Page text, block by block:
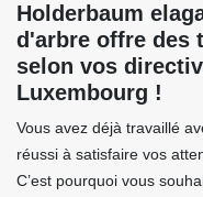
Holderbaum
d'arbre offre des
selon vos
Luxembourg !
Vous avez déjà travaillé
réussi à satisfaire vos
C’est pourquoi vous